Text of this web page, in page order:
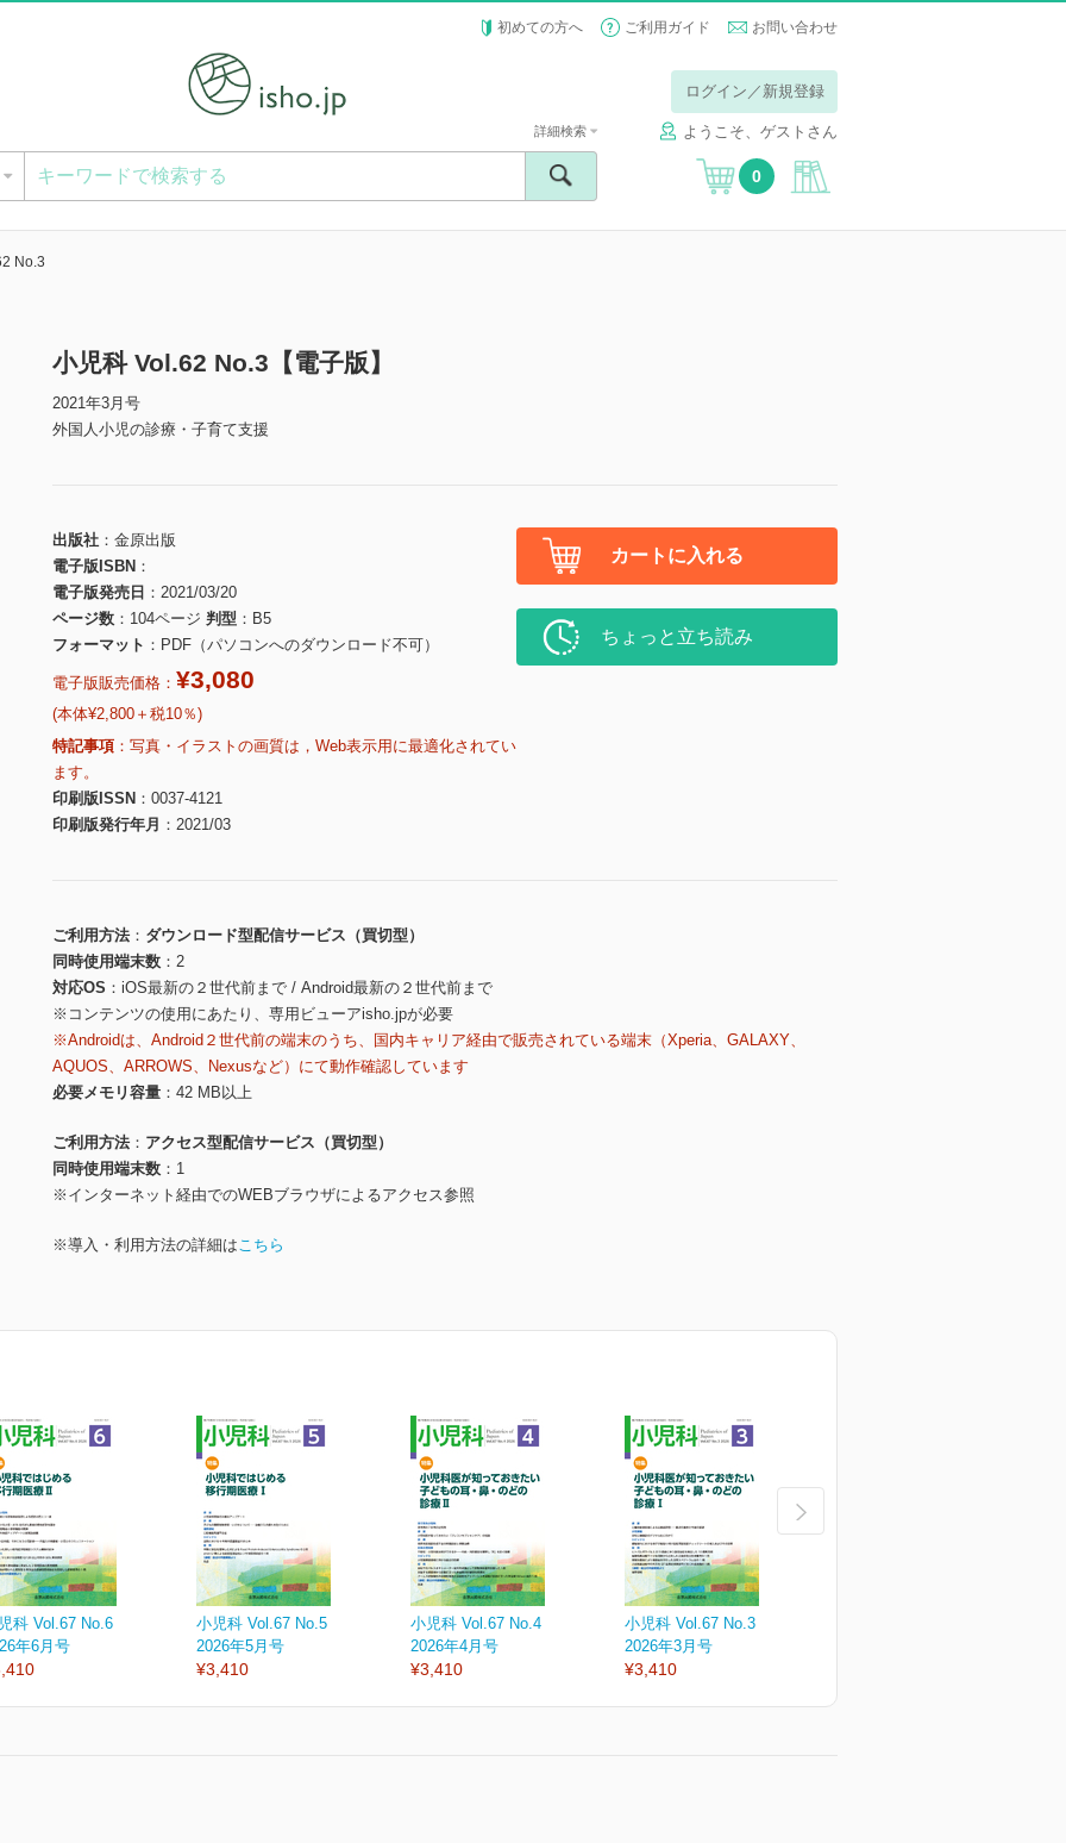
初めての方へ ご利用ガイド お問い合わせ
ログイン／新規登録
ようこそ、ゲストさん
詳細検索
0
No.3
小児科 Vol.62 No.3【電子版】
2021年3月号
外国人小児の診療・子育て支援
出版社
金原出版
電子版ISBN
電子版発売日
2021/03/20
ページ数
104ページ 判型
B5
フォーマット
PDF（パソコンへのダウンロード不可）
電子版販売価格： ¥3,080
(本体¥2,800＋税10％)
特記事項
写真・イラストの画質は，Web表示用に最適化されてい
ます。
印刷版ISSN
0037-4121
印刷版発行年月
2021/03
カートに入れる
ちょっと立ち読み
ご利用方法
ダウンロード型配信サービス（買切型）
同時使用端末数
2
対応OS
iOS最新の２世代前まで / Android最新の２世代前まで
※コンテンツの使用にあたり、専用ビューアisho.jpが必要
※Androidは、Android２世代前の端末のうち、国内キャリア経由で販売されている端末（Xperia、GALAXY、
AQUOS、ARROWS、Nexusなど）にて動作確認しています
必要メモリ容量
42 MB以上
ご利用方法
アクセス型配信サービス（買切型）
同時使用端末数
1
※インターネット経由でのWEBブラウザによるアクセス参照
※導入・利用方法の詳細はこちら
科 Vol.67 No.6
年6月号
小児科 Vol.67 No.5
2026年5月号
¥3,410
小児科 Vol.67 No.4
2026年4月号
¥3,410
小児科 Vol.67 No.3
2026年3月号
¥3,410